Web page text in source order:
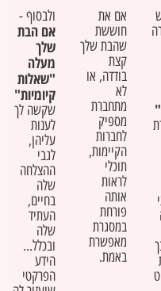
אם את
חוששת
שהבת שלך
קצת
בודדה, או
לא
מתחברת
מספיק
לחברות
הקיימות,
תוכלי
לראות
אותה
פורחת
במסגרת
מאפשרת
באמת.
ולבסוף -
אם הבת
שלך
מעלה
"שאלות
קיומיות"
שקשה לך
לענות
עליהן,
לגבי
ההצלחה
שלה
בחיים,
העתיד
שלה
ובכלל...
הידע
הפרקטי